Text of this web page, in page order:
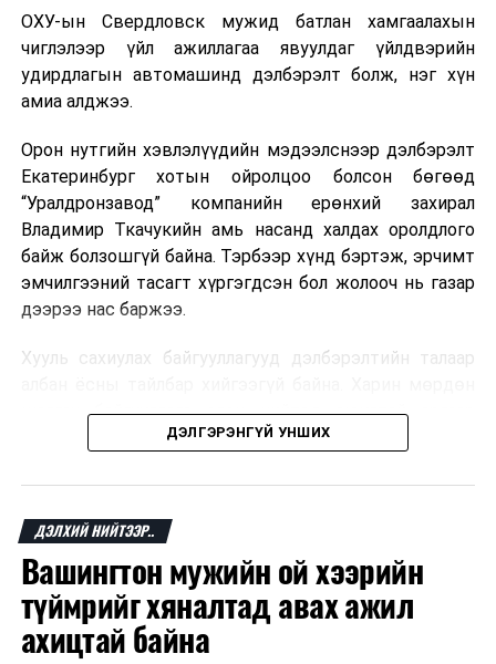
ОХУ-ын Свердловск мужид батлан хамгаалахын
чиглэлээр үйл ажиллагаа явуулдаг үйлдвэрийн
удирдлагын автомашинд дэлбэрэлт болж, нэг хүн
амиа алджээ.
Орон нутгийн хэвлэлүүдийн мэдээлснээр дэлбэрэлт
Екатеринбург хотын ойролцоо болсон бөгөөд
“Уралдронзавод” компанийн ерөнхий захирал
Владимир Ткачукийн амь насанд халдах оролдлого
байж болзошгүй байна. Тэрбээр хүнд бэртэж, эрчимт
эмчилгээний тасагт хүргэгдсэн бол жолооч нь газар
дээрээ нас баржээ.
Хууль сахиулах байгууллагууд дэлбэрэлтийн талаар
шалгах байгууллага олон нийтэд аюултай аргаар
хүний амь насанд халдахыг завдсан гэх үндэслэлээр
мэдээлжээ.
“Уралдронзавод” компани 2023 онд Екатеринбург
хотод байгуулагдсан бөгөөд нисгэгчгүй нисэх
төхөөрөмж үйлдвэрлэдэг аж. Тус компанийн 2025
оны орлого 6.2 тэрбум рубль, цэвэр ашиг нь 1.9
тэрбум рубльд хүрсэн гэж РБК мэдээлсэн байна.
ДЭЛГЭРЭНГҮЙ УНШИХ
ДЭЛХИЙ НИЙТЭЭР..
Вашингтон мужийн ой хээрийн
түймрийг хяналтад авах ажил
ахицтай байна